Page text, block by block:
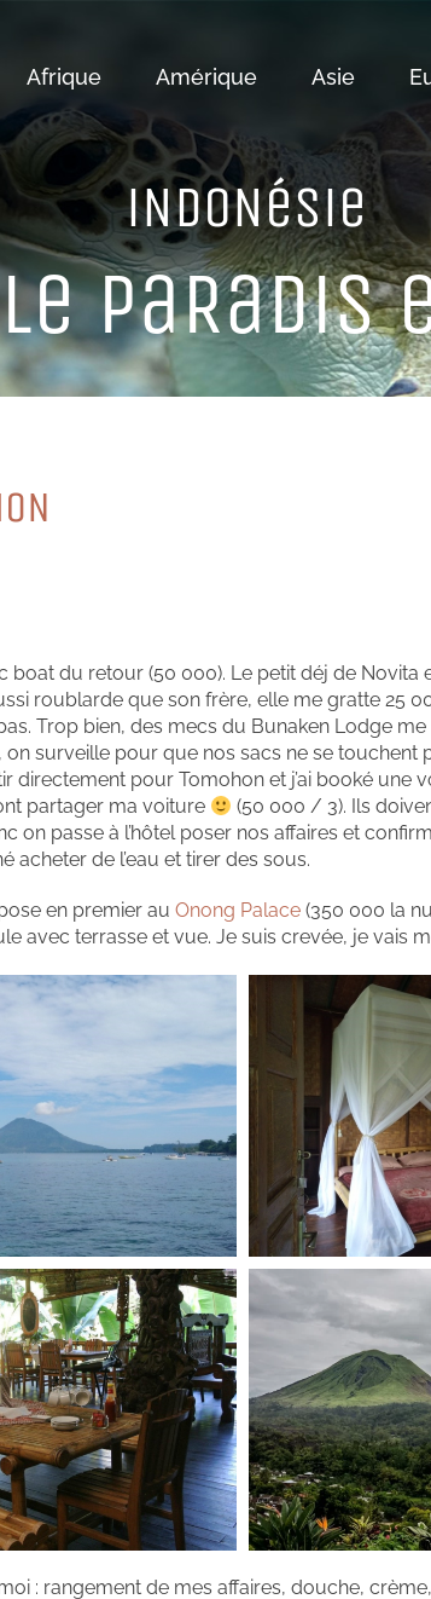
Afrique Amérique Asie
iNDoNéSie
PaRaDiS
du retour (50 000). Le petit déj de Novita
roublarde que son frère, elle me gratte 25
Trop bien, des mecs du Bunaken Lodge
surveille pour que nos sacs ne se touchent
directement pour Tomohon et j’ai booké une
partager ma voiture
(50 000 / 3). Ils
on passe à l’hôtel poser nos affaires et
acheter de l’eau et tirer des sous.
en premier au Onong Palace (350 000 la
avec terrasse et vue. Je suis crevée, je vais
: rangement de mes affaires, douche,